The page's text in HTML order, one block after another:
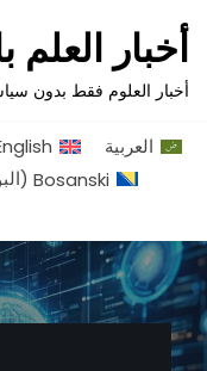
تخطى
إلى
أخبار العلم
أخبار العلوم فقط بدون
العربية
Bosanski
(